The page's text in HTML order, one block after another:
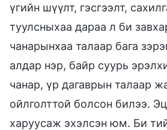
үгийн шүүлт, гэсгээлт,
туулсныхаа дараа л би
чанарынхаа талаар бага
алдар нэр, байр суурь
чанар, үр дагаврын талаар
ойлголттой болсон билээ.
харуусаж эхэлсэн юм. Би